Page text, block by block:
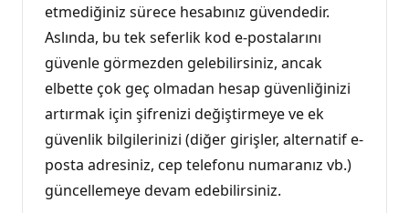
etmediğiniz sürece hesabınız güvendedir.
Aslında, bu tek seferlik kod e-postalarını
güvenle görmezden gelebilirsiniz, ancak
elbette çok geç olmadan hesap güvenliğinizi
artırmak için şifrenizi değiştirmeye ve ek
güvenlik bilgilerinizi (diğer girişler, alternatif e-
posta adresiniz, cep telefonu numaranız vb.)
güncellemeye devam edebilirsiniz.